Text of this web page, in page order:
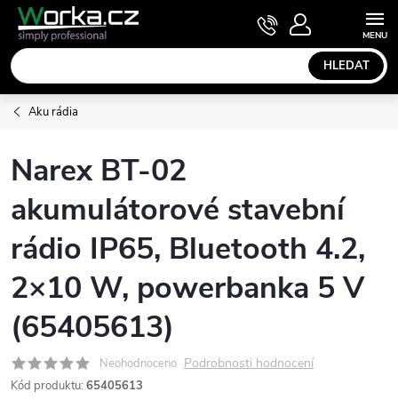
Přejít
obsah
HLEDAT
NÁKUPNÍ
KOŠÍK
Aku rádia
Narex BT-02
akumulátorové stavební
rádio IP65, Bluetooth 4.2,
2×10 W, powerbanka 5 V
(65405613)
Neohodnoceno Podrobnosti hodnocení
Kód produktu: 65405613